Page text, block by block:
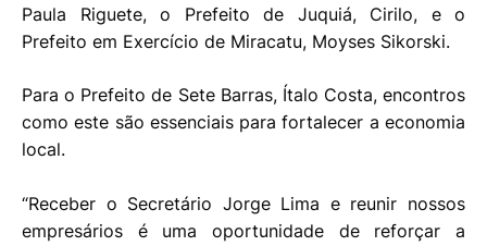
Paula Riguete, o Prefeito de Juquiá, Cirilo, e o
Prefeito em Exercício de Miracatu, Moyses Sikorski.
Para o Prefeito de Sete Barras, Ítalo Costa, encontros
como este são essenciais para fortalecer a economia
local.
“Receber o Secretário Jorge Lima e reunir nossos
empresários é uma oportunidade de reforçar a